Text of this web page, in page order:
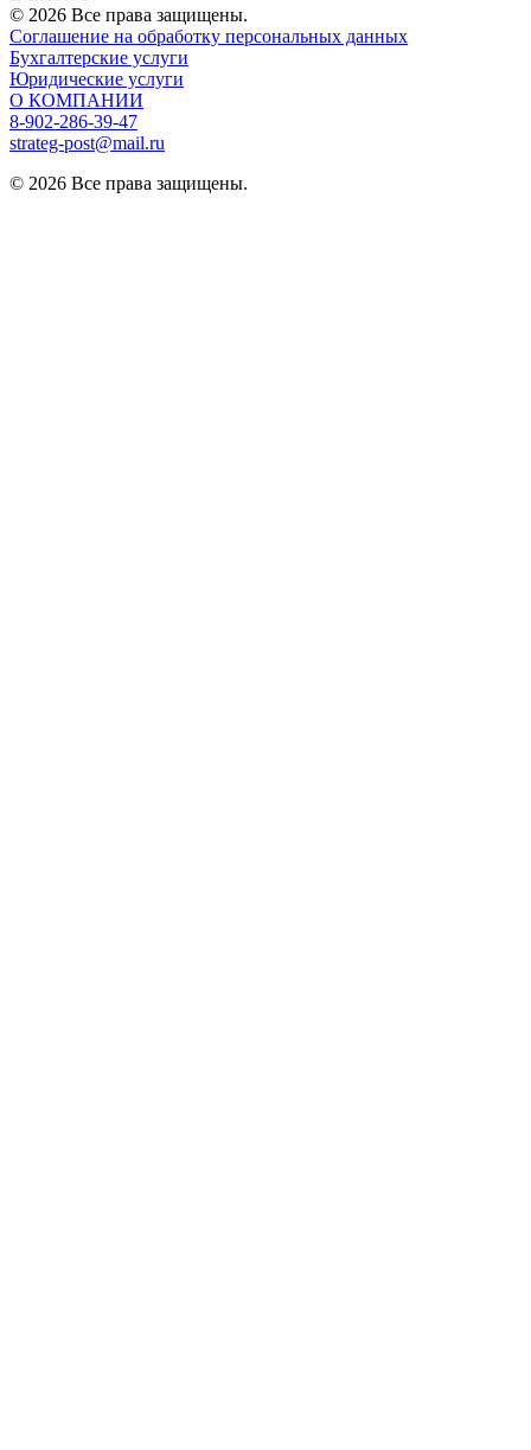
© 2026 Все права защищены.
Соглашение на обработку персональных данных
Бухгалтерские услуги
Юридические услуги
О КОМПАНИИ
8-902-286-39-47
strateg-post@mail.ru
© 2026 Все права защищены.